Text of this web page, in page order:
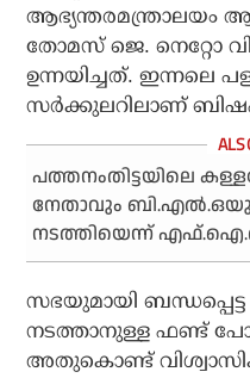
ആഭ്യന്തരമന്ത്രാലയം
തോമസ് ജെ. നെറ്റോ
ഉന്നയിച്ചത്. ഇന്നലെ
സര്‍ക്കുലറിലാണ്
പത്തനംതിട്ടയിലെ
നേതാവും
നടത്തിയെന്ന്
സഭയുമായി
നടത്താനുള്ള ഫണ്ട്
അതുകൊണ്ട്